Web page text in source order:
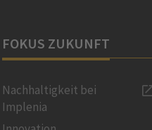
FOKUS ZUKUNFT
Nachhaltigkeit bei
Implenia